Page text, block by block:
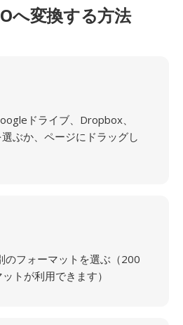
へ変換する方法
ドライブ、Dropbox、
ぶか、ページにドラッグし
のフォーマットを選ぶ（200
トが利用できます）